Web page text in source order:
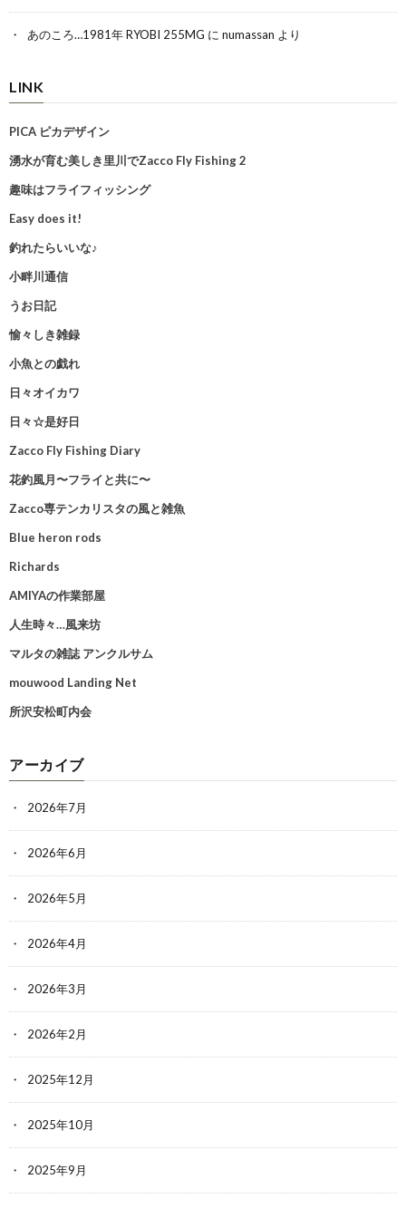
あのころ…1981年 RYOBI 255MG に numassan より
LINK
PICA ピカデザイン
湧水が育む美しき里川でZacco Fly Fishing 2
趣味はフライフィッシング
Easy does it!
釣れたらいいな♪
小畔川通信
うお日記
愉々しき雑録
小魚との戯れ
日々オイカワ
日々☆是好日
Zacco Fly Fishing Diary
花釣風月〜フライと共に〜
Zacco専テンカリスタの風と雑魚
Blue heron rods
Richards
AMIYAの作業部屋
人生時々…風来坊
マルタの雑誌 アンクルサム
mouwood Landing Net
所沢安松町内会
アーカイブ
2026年7月
2026年6月
2026年5月
2026年4月
2026年3月
2026年2月
2025年12月
2025年10月
2025年9月